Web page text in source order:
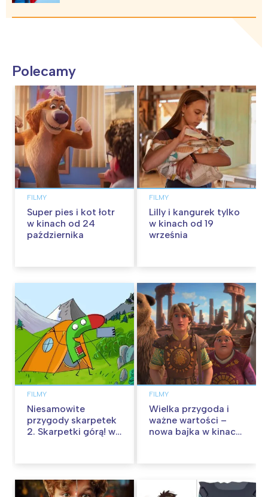
Polecamy
FILMY
Super pies i kot łotr
w kinach od 24
października
FILMY
Lilly i kangurek tylko
w kinach od 19
września
FILMY
Niesamowite
przygody skarpetek
2. Skarpetki górą! w
FILMY
Wielka przygoda i
ważne wartości –
nowa bajka w kinach